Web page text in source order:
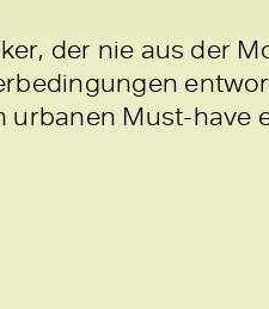
der nie aus der
Must-have